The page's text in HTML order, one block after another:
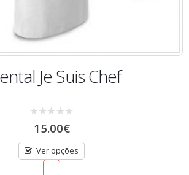
Je Suis Chef
5
15.00€
Ver opções